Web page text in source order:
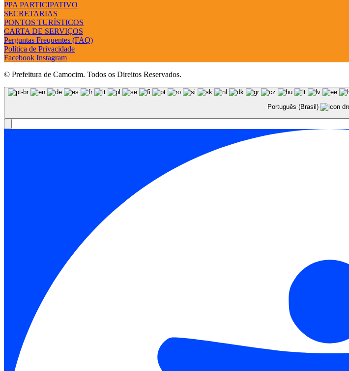
PPA PARTICIPATIVO
SECRETARIAS
PONTOS TURÍSTICOS
CARTA DE SERVIÇOS
Perguntas Frequentes (FAQ)
Política de Privacidade
Facebook Instagram
© Prefeitura de Camocim. Todos os Direitos Reservados.
Português (Brasil)